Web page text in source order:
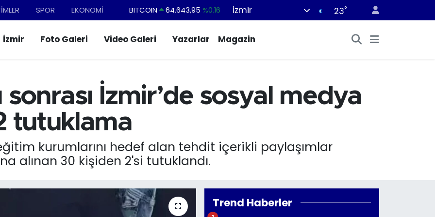
SPOR EKONOMİ BITCOIN 64.643,95 %0.16
EURO
55,0406 %-0.08
BİST100
13.799%70
İzmir 23°
İzmir Foto Galeri Video Galeri Yazarlar Magazin
sonrası İzmir’de sosyal medya
tutuklama
kurumlarını hedef alan tehdit içerikli paylaşımlar
alınan 30 kişiden 2'si tutuklandı.
Trend Haberler